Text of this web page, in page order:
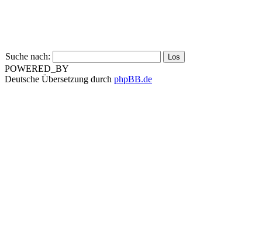
Suche nach:
POWERED_BY
Deutsche Übersetzung durch phpBB.de